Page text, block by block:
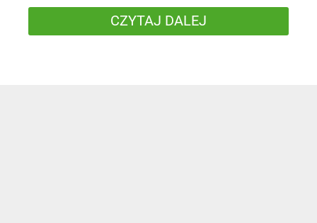
CZYTAJ DALEJ